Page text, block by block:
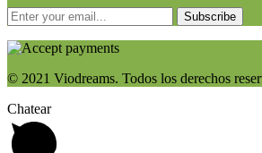
Subscribe
© 2021 Viodreams. Todos los derechos
Chatear